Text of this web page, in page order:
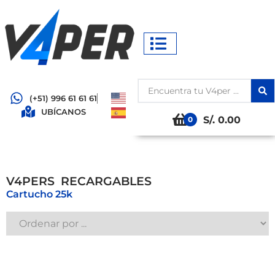
(+51) 996 61 61 61
UBÍCANOS
0
S/. 0.00
V4PERSRECARGABLES
Cartucho 25k